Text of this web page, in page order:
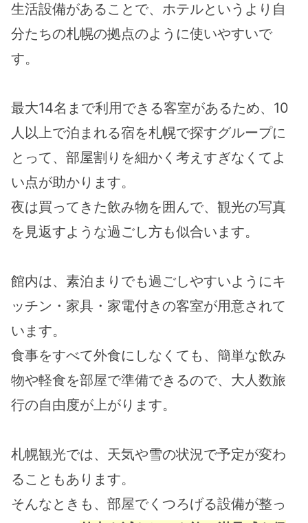
生活設備があることで、ホテルというより自
分たちの札幌の拠点のように使いやすいで
す。
最大14名まで利用できる客室があるため、10
人以上で泊まれる宿を札幌で探すグループに
とって、部屋割りを細かく考えすぎなくてよ
い点が助かります。
夜は買ってきた飲み物を囲んで、観光の写真
を見返すような過ごし方も似合います。
館内は、素泊まりでも過ごしやすいようにキ
ッチン・家具・家電付きの客室が用意されて
います。
食事をすべて外食にしなくても、簡単な飲み
物や軽食を部屋で準備できるので、大人数旅
行の自由度が上がります。
札幌観光では、天気や雪の状況で予定が変わ
ることもあります。
そんなときも、部屋でくつろげる設備が整っ